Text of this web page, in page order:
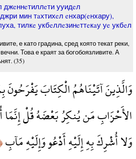
джeннeтиллeти ууидeл
мин тaхтихeл eнхар(eнхару),
тилкe укбeллeзинeттeкaу уe укбeл
е като градина, сред която текат реки,
Това е краят за богобоязливите. А
(35)
وَالَّذِينَ آتَيْنَاهُمُ الْكِتَابَ يَفْرَحُونَ
الأَحْزَابِ مَن يُنكِرُ بَعْضَهُ قُلْ إِنَّمَا
وَلا أُشْرِكَ بِهِ إِلَيْهِ أَدْعُو وَإِلَيْهِ مَآبِ﴿٣٦﴾